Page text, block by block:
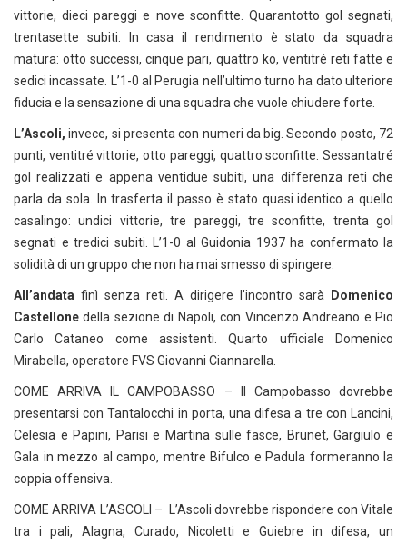
vittorie, dieci pareggi e nove sconfitte. Quarantotto gol segnati,
trentasette subiti. In casa il rendimento è stato da squadra
matura: otto successi, cinque pari, quattro ko, ventitré reti fatte e
sedici incassate. L’1-0 al Perugia nell’ultimo turno ha dato ulteriore
fiducia e la sensazione di una squadra che vuole chiudere forte.
L’Ascoli, invece, si presenta con numeri da big. Secondo posto, 72
punti, ventitré vittorie, otto pareggi, quattro sconfitte. Sessantatré
gol realizzati e appena ventidue subiti, una differenza reti che
parla da sola. In trasferta il passo è stato quasi identico a quello
casalingo: undici vittorie, tre pareggi, tre sconfitte, trenta gol
segnati e tredici subiti. L’1-0 al Guidonia 1937 ha confermato la
solidità di un gruppo che non ha mai smesso di spingere.
All’andata finì senza reti. A dirigere l’incontro sarà
Domenico
Castellone della sezione di Napoli, con Vincenzo Andreano e Pio
Carlo Cataneo come assistenti. Quarto ufficiale Domenico
Mirabella, operatore FVS Giovanni Ciannarella.
COME ARRIVA IL CAMPOBASSO – Il Campobasso dovrebbe
presentarsi con Tantalocchi in porta, una difesa a tre con Lancini,
Celesia e Papini, Parisi e Martina sulle fasce, Brunet, Gargiulo e
Gala in mezzo al campo, mentre Bifulco e Padula formeranno la
coppia offensiva.
COME ARRIVA L’ASCOLI – L’Ascoli dovrebbe rispondere con Vitale
tra i pali, Alagna, Curado, Nicoletti e Guiebre in difesa, un